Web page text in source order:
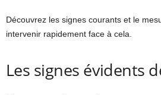
Découvrez les signes courants et le
intervenir rapidement face à cela.
Les signes évidents